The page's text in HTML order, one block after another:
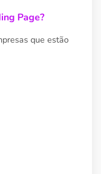
Page?
que estão